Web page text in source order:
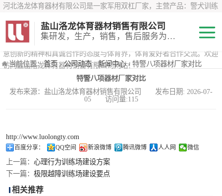
河北洛龙体育器材有限公司是一家军用双杠厂家，主营产品：警犬训练
*训练器材、400米障碍器材、军用单杠、军用双杠、军犬训练器材等训
练器材，咨询攀岩墙价格？在线咨询客服，公司以顾客至上的原则，锐
意创新的精神和真诚合作的态度与体育界，体育爱好者合作交流。欢迎
访问盐山洛龙体育器材销售有限公司网站！
盐山洛龙体育器材销售有限公司
集研发，生产，销售，售后服务为一体
当前位置：首页›公司动态›新闻中心› 特警八项器材厂家对比
特警八项器材厂家对比
发布来源：盐山洛龙体育器材销售有限公司 发布日期: 2026-07-
05 访问量:115
http://www.luolongty.com
百度分享： QQ空间 新浪微博 腾讯微博 人人网 微信
上一篇： 心理行为训练场建设方案
下一篇： 极限越障训练场建设要点
相关推荐
200米障碍器材
心理行为训练器
警犬训练器材
军用单双杠
400米障碍器材